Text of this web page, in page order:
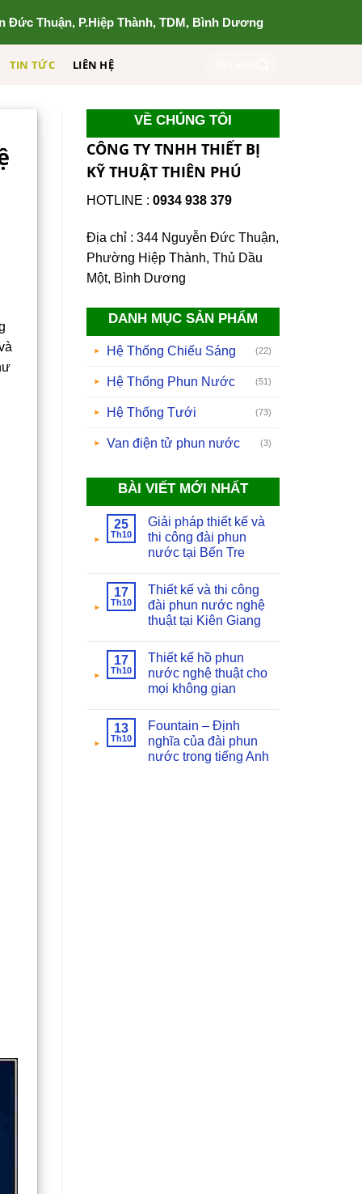
Đức Thuận, P.Hiệp Thành, TDM, Bình Dương
TIN TỨC LIÊN HỆ
VỀ CHÚNG TÔI
CÔNG TY TNHH THIẾT BỊ
KỸ THUẬT THIÊN PHÚ
HOTLINE : 0934 938 379
Địa chỉ : 344 Nguyễn Đức Thuận,
Phường Hiệp Thành, Thủ Dầu
Một, Bình Dương
DANH MỤC SẢN PHẨM
Hệ Thống Chiếu Sáng (22)
Hệ Thống Phun Nước (51)
Hệ Thống Tưới (73)
Van điện tử phun nước (3)
BÀI VIẾT MỚI NHẤT
25
Th10
Giải pháp thiết kế và
thi công đài phun
nước tại Bến Tre
17
Th10
Thiết kế và thi công
đài phun nước nghệ
thuật tại Kiên Giang
17
Th10
Thiết kế hồ phun
nước nghệ thuật cho
mọi không gian
13
Th10
Fountain – Định
nghĩa của đài phun
nước trong tiếng Anh